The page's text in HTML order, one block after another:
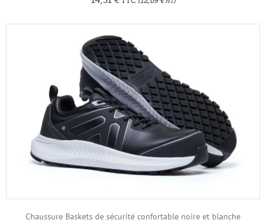
Chaussure Baskets de sécurité confortable noire et blanche